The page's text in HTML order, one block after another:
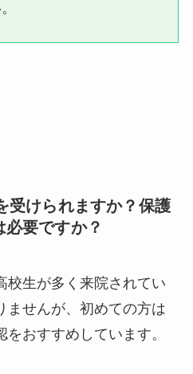
受けられますか？保護
必要ですか？
校生が多く来院されてい
ませんが、初めての方は
おすすめしています。